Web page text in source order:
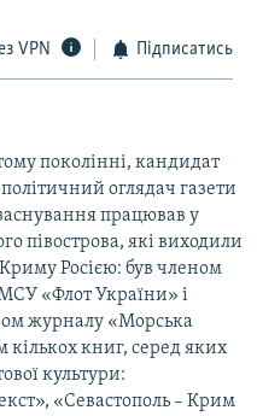
VPN Підписатись
поколінні, кандидат
оглядач газети
працював у
півострова, які виходили
Росією: був членом
«Флот України» і
журналу «Морська
кількох книг, серед яких
культури:
«Севастополь – Крим